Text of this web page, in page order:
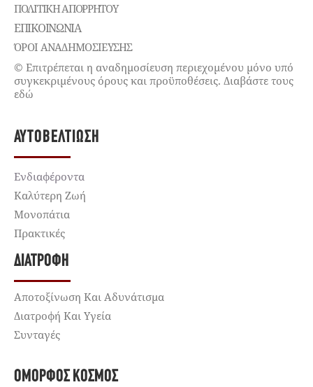
ΠΟΛΙΤΙΚΉ ΑΠΟΡΡΉΤΟΥ
ΕΠΙΚΟΙΝΩΝΊΑ
ΌΡΟΙ ΑΝΑΔΗΜΟΣΙΕΥΣΗΣ
© Επιτρέπεται η αναδημοσίευση περιεχομένου μόνο υπό
συγκεκριμένους όρους και προϋποθέσεις. Διαβάστε τους
εδώ
ΑΥΤΟΒΕΛΤΊΩΣΗ
Ενδιαφέροντα
Καλύτερη Ζωή
Μονοπάτια
Πρακτικές
ΔΙΑΤΡΟΦΉ
Αποτοξίνωση Και Αδυνάτισμα
Διατροφή Και Υγεία
Συνταγές
ΌΜΟΡΦΟΣ ΚΌΣΜΟΣ